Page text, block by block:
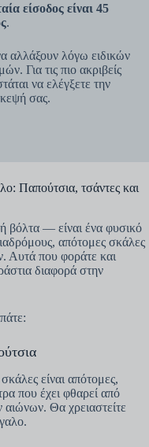
είσοδος είναι 45
.
αλλάξουν λόγω ειδικών
Για τις πιο ακριβείς
να ελέγξετε την
σας.
Παπούτσια, τσάντες και
βόλτα — είναι ένα φυσικό
απότομες σκάλες
Αυτά που φοράτε και
διαφορά στην
είναι απότομες,
που έχει φθαρεί από
αιώνων. Θα χρειαστείτε